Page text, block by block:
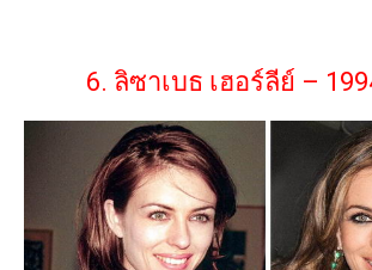
6. ลิซาเบธ เฮอร์ลีย์ –